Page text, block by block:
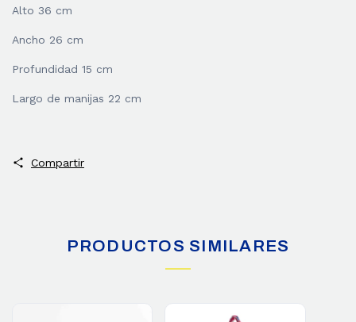
Alto 36 cm
Ancho 26 cm
Profundidad 15 cm
Largo de manijas 22 cm
Compartir
PRODUCTOS SIMILARES